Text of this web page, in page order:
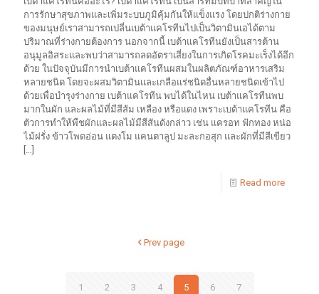
การรักษาสุขภาพและเพิ่มระบบภูมิคุ้มกันให้แข็งแรง โดยปกติร่างกาย
ของมนุษย์เราสามารถเปลี่นเบต้าแคโรทีนไปเป็นวิตามินเอได้ตาม
ปริมาณที่ร่างกายต้องการ นอกจากนี้ เบต้าแคโรทีนยังเป็นสารต้าน
อนุมูลอิสระและพบว่าสามารถลดอัตราเสี่ยงในการเกิดโรคมะเร็งได้อีก
ด้วย ในปัจจุบันมีการนำเบต้าแคโรทีนผสมในผลิตภัณฑ์อาหารเสริม
หลายชนิด โดยจะผสมวิตามินและเกลือแร่ชนิดอื่นหลายชนิดเข้าไป
ด้วยเพื่อบำรุงร่างกาย เบต้าแคโรทีน พบได้ในไหน เบต้าแคโรทีนพบ
มากในผัก และผลไม้ที่มีสีส้ม เหลือง หรือแดง เพราะเบต้าแคโรทีน คือ
ตัวการทำให้พืชผักและผลไม้มีสีสันดังกล่าว เช่น แครอท ฟักทอง หน่อ
ไม้ฝรั่ง ข้าวโพดอ่อน แตงโม แคนตาลูป มะละกอสุก และผักที่มีสีเขียว
[…]
Read more
Prev page
1 2 3 4 5 6 7